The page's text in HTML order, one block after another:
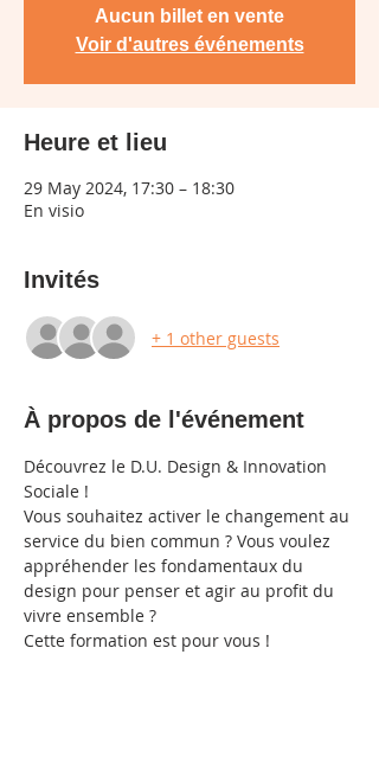
Aucun billet en vente
Voir d'autres événements
Heure et lieu
29 May 2024, 17:30 – 18:30
En visio
Invités
+ 1 other guests
À propos de l'événement
Découvrez le D.U. Design & Innovation
Sociale !
Vous souhaitez activer le changement au
service du bien commun ? Vous voulez
appréhender les fondamentaux du
design pour penser et agir au profit du
vivre ensemble ?
Cette formation est pour vous !